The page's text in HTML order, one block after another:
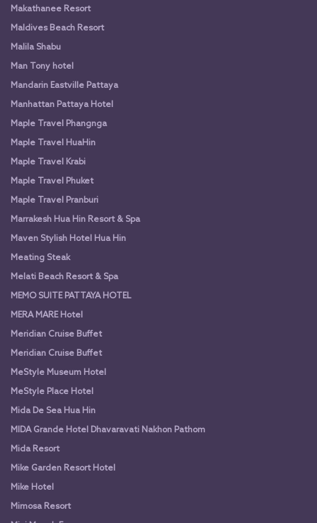
Makathanee Resort
Maldives Beach Resort
Malila Shabu
Man Tony hotel
Mandarin Eastville Pattaya
Manhattan Pattaya Hotel
Maple Travel Phangnga
Maple Travel HuaHin
Maple Travel Krabi
Maple Travel Phuket
Maple Travel Pranburi
Marrakesh Hua Hin Resort & Spa
Maven Stylish Hotel Hua Hin
Meating Steak
Melati Beach Resort & Spa
MEMO SUITE PATTAYA HOTEL
MERA MARE Hotel
Meridian Cruise Buffet
Meridian Cruise Buffet
MeStyle Museum Hotel
MeStyle Place Hotel
Mida De Sea Hua Hin
MIDA Grande Hotel Dhavaravati Nakhon Pathom
Mida Resort
Mike Garden Resort Hotel
Mike Hotel
Mimosa Resort